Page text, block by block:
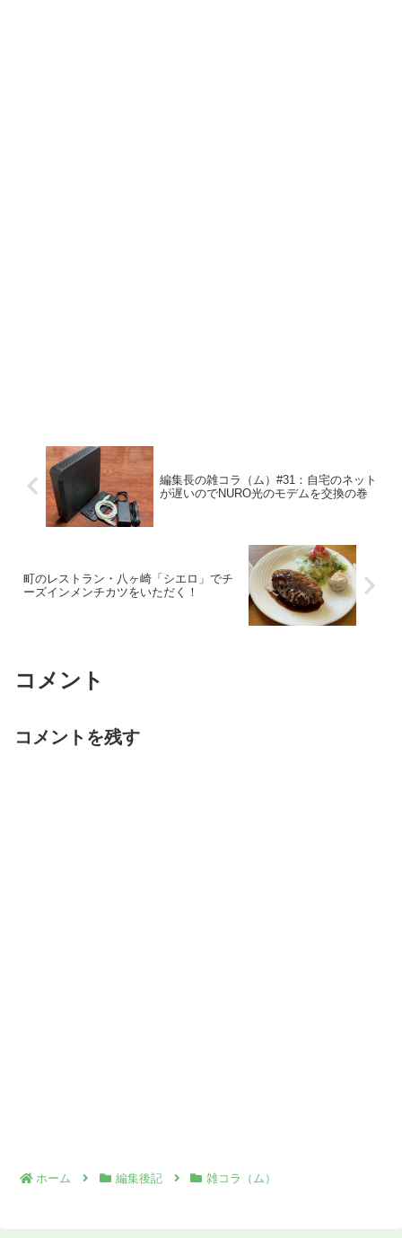
編集長の雑コラ（ム）#31：自宅のネット
が遅いのでNURO光のモデムを交換の巻
町のレストラン・八ヶ崎「シエロ」でチ
ーズインメンチカツをいただく！
コメント
コメントを残す
ホーム 編集後記 雑コラ（ム）